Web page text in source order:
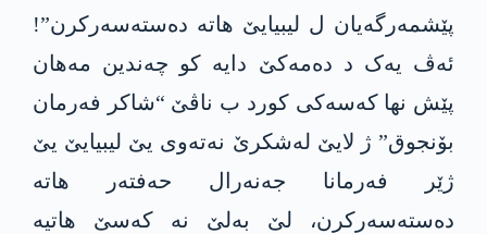
پێشمەرگەیان ل لیبیایێ هاتە دەستەسەرکرن”!
ئەڤ یەک د دەمەکێ دایە کو چەندین مەهان
پێش نها کەسەکی کورد ب ناڤێ “شاکر فەرمان
بۆنجوق” ژ لایێ لەشکرێ نەتەوی یێ لیبیایێ یێ
ژێر فەرمانا جەنەرال حەفتەر هاتە
دەستەسەرکرن، لێ بەلێ نە کەسێ هاتیە